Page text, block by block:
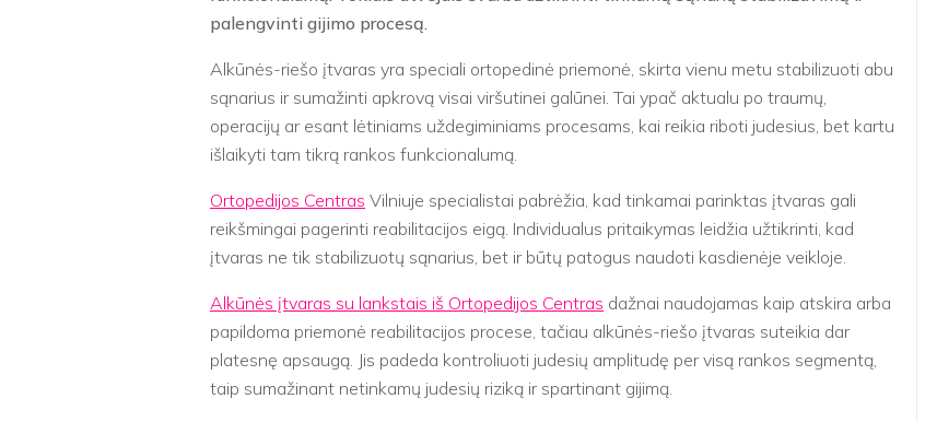
palengvinti gijimo procesą.
Alkūnės-riešo įtvaras yra speciali ortopedinė priemonė, skirta vienu metu stabilizuoti abu
sąnarius ir sumažinti apkrovą visai viršutinei galūnei. Tai ypač aktualu po traumų,
operacijų ar esant lėtiniams uždegiminiams procesams, kai reikia riboti judesius, bet kartu
išlaikyti tam tikrą rankos funkcionalumą.
Ortopedijos Centras Vilniuje specialistai pabrėžia, kad tinkamai parinktas įtvaras gali
reikšmingai pagerinti reabilitacijos eigą. Individualus pritaikymas leidžia užtikrinti, kad
įtvaras ne tik stabilizuotų sąnarius, bet ir būtų patogus naudoti kasdienėje veikloje.
Alkūnės įtvaras su lankstais iš Ortopedijos Centras dažnai naudojamas kaip atskira arba
papildoma priemonė reabilitacijos procese, tačiau alkūnės-riešo įtvaras suteikia dar
platesnę apsaugą. Jis padeda kontroliuoti judesių amplitudę per visą rankos segmentą,
taip sumažinant netinkamų judesių riziką ir spartinant gijimą.